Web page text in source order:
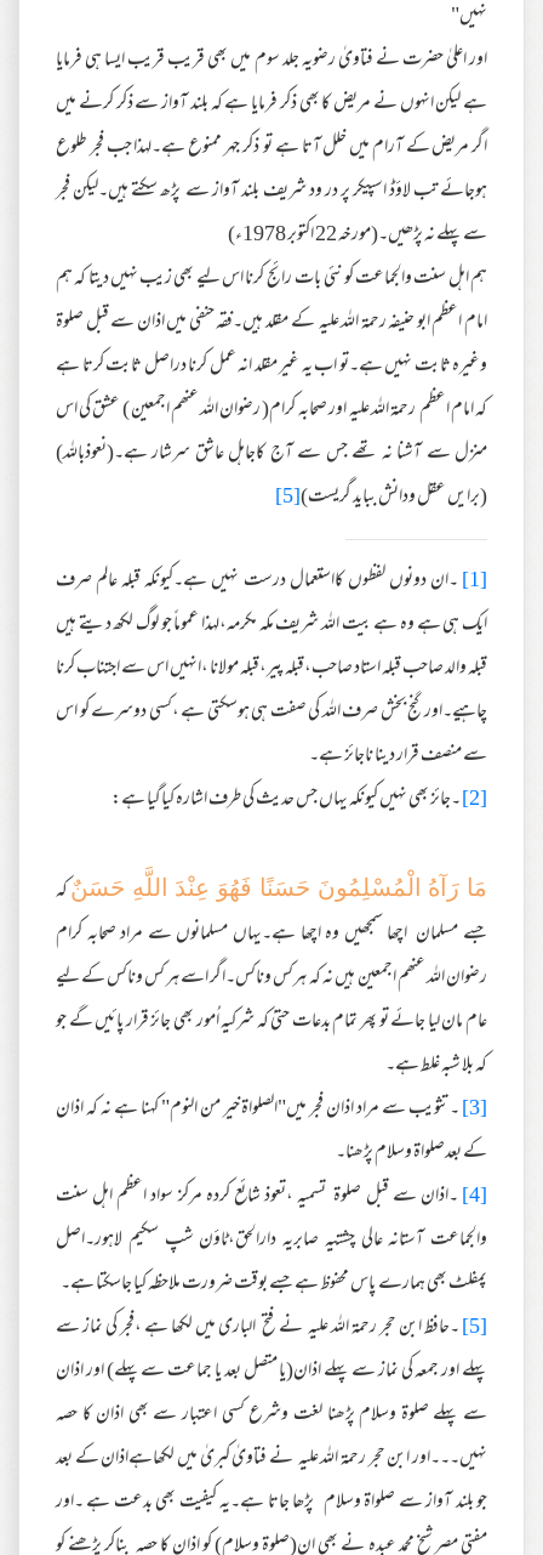
نہیں"
اور اعلیٰ حضرت نے فتاویٰ رضویہ جلد سوم میں بھی قریب قریب ایسا ہی فرمایا
ہے لیکن انہوں نے مریض کا بھی ذکر فرمایا ہے کہ بلند آواز سے ذکر کرنے میں
اگر مریض کے آرام میں خلل آتا ہے تو ذکر جہر ممنوع ہے۔لہذا جب فجر طلوع
ہوجائے تب لاؤڈ اسپیکر پر در ود شریف بلند آواز سے پڑھ سکتے ہیں۔لیکن فجر
سے پہلے نہ پڑھیں۔(مورخہ 22 اکتوبر 1978ء)
ہم اہل سنت والجماعت کو نئی بات رائج کرنا اس لیے بھی زیب نہیں دیتا کہ ہم
امام اعظم ابو حنیفہ رحمۃ اللہ علیہ کے مقلد ہیں۔فقہ حنفی میں اذان سے قبل صلوۃ
وغیرہ ثابت نہیں ہے۔تو اب یہ غیر مقلد انہ عمل کرنا دراصل ثابت کرتا ہے
کہ امام اعظم رحمۃ اللہ علیہ اور صحابہ کرام( رضوان اللہ عنھم اجمعین ) عشق کی اس
منزل سے آشنا نہ تھے جس سے آج کاجاہل عاشق سرشار ہے۔(نعوذباللہ)
(برایں عقل ودانش بباید گریست)[5]
[1]
۔ان دونوں لفظوں کااستعمال درست نہیں ہے۔کیونکہ قبلہ عالم صرف
ایک ہی ہے وہ ہے بیت اللہ شریف مکہ مکرمہ،لہذا عموماً جو لوگ لکھ دیتے ہیں
قبلہ والد صاحب قبلہ استاد صاحب،قبلہ پیر،قبلہ مولانا ،انہیں اس سے اجتناب کرنا
چاہیے۔اور گنج بخش صرف اللہ کی صفت ہی ہوسکتی ہے ،کسی دوسرے کو اس
سے منصف قرار دینا ناجائز ہے۔
[2] ۔جائز بھی نہیں کیونکہ یہاں جس حدیث کی طرف اشارہ کیاگیا ہے:
مَا رَآهُ الْمُسْلِمُونَ حَسَنًا فَهُوَ عِنْدَ اللَّهِ حَسَنٌکہ
جسے مسلمان اچھا سمجھیں وہ اچھا ہے۔یہاں مسلمانوں سے مراد صحابہ کرام
رضوان اللہ عنھم اجمعین ہیں نہ کہ ہرکس وناکس۔اگر اسے ہر کس وناکس کے لیے
عام مان لیا جائے تو پھر تمام بدعات حتیٰ کہ شرکیہ اُمور بھی جائز قرار پائیں گے جو
کہ بلا شبہ غلط ہے۔
[3] ۔تثویب سے مراد اذان فجر میں"الصلواۃ خیر من النوم" کہنا ہے نہ کہ اذان
کے بعدصلواۃ وسلام پڑھنا۔
[4]
۔اذان سے قبل صلوۃ تسمیہ ،تعوذ شائع کردہ مرکز سواد اعظم اہل سنت
والجماعت آستانہ عالی چشتیہ صابریہ دارالحق،ٹاؤن شپ سکیم لاہور۔اصل
پمفلٹ بھی ہمارے پاس محفوظ ہے جسے بوقت ضرورت ملاحظہ کیا جاسکتا ہے۔
[5] ۔حافظ ابن حجر رحمۃ اللہ علیہ نے فتح الباری میں لکھا ہے ،فجر کی نماز سے
پہلے اور جمعہ کی نماز سے پہلے اذان(یا متصل بعد یا جماعت سے پہلے) اور اذان
سے پہلے صلوۃ وسلام پڑھنا لغت وشرع کسی اعتبار سے بھی اذان کا حصہ
نہیں۔۔۔اور ابن حجر رحمۃ اللہ علیہ نے فتاویٰ کبریٰ میں لکھاہےاذان کے بعد
جو بلند آواز سے صلواۃ وسلام پڑھا جاتا ہے۔یہ کیفیت بھی بدعت ہے ۔اور
مفتی مصر شیخ محمد عبدہ نے بھی ان(صلوۃ وسلام) کو اذان کا حصہ بناکر پڑھنے کو